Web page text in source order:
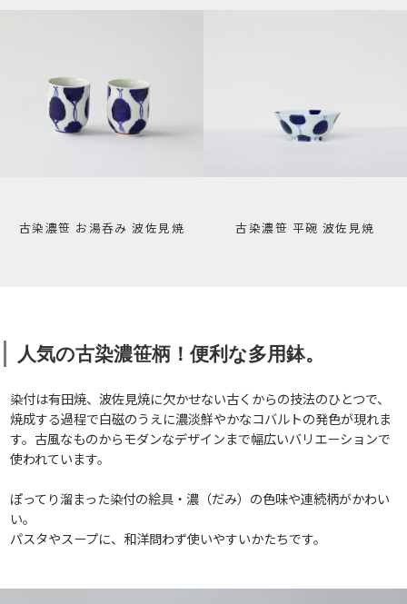
古染濃笹 お湯呑み 波佐見焼 古染濃笹 平碗 波佐見焼
人気の古染濃笹柄！便利な多用鉢。
染付は有田焼、波佐見焼に欠かせない古くからの技法のひとつで、
焼成する過程で白磁のうえに濃淡鮮やかなコバルトの発色が現れま
す。古風なものからモダンなデザインまで幅広いバリエーションで
使われています。
ぽってり溜まった染付の絵具・濃（だみ）の色味や連続柄がかわい
い。
パスタやスープに、和洋問わず使いやすいかたちです。